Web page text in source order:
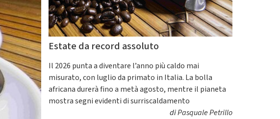
Estate da record assoluto
Il 2026 punta a diventare l’anno più caldo mai
misurato, con luglio da primato in Italia. La bolla
africana durerà fino a metà agosto, mentre il pianeta
mostra segni evidenti di surriscaldamento
diPasquale Petrillo